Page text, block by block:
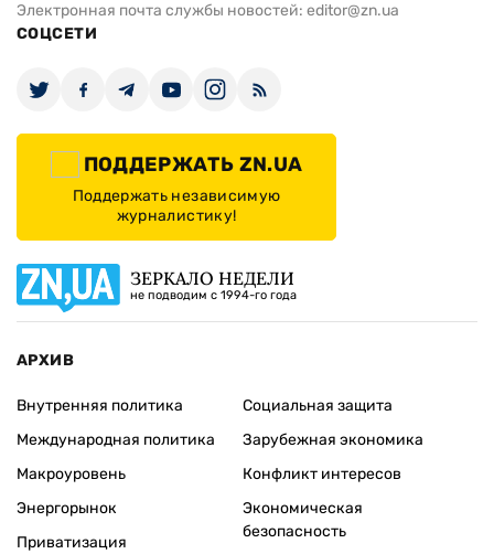
Электронная почта службы новостей: editor@zn.ua
СОЦСЕТИ
ПОДДЕРЖАТЬ ZN.UA
Поддержать независимую
журналистику!
ЗЕРКАЛО НЕДЕЛИ
не подводим с 1994-го года
АРХИВ
Внутренняя политика
Международная политика
Макроуровень
Энергорынок
Приватизация
Социальная защита
Зарубежная экономика
Конфликт интересов
Экономическая
безопасность